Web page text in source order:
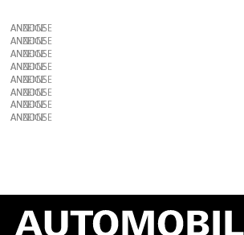
ANZEIGE
ANZEIGE
ANZEIGE
ANZEIGE
ANZEIGE
ANZEIGE
ANZEIGE
ANZEIGE